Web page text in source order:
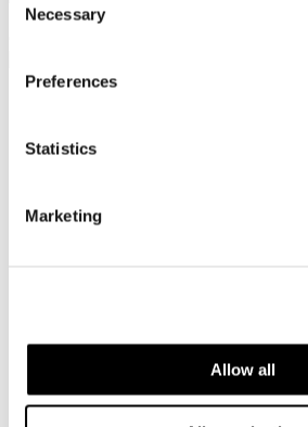
Selection
Necessary
Preferences
Statistics
Marketing
Allow all
Ricordami
Login